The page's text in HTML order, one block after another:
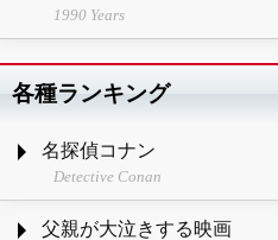
1990 Years
各種ランキング
名探偵コナン
Detective Conan
父親が大泣きする映画